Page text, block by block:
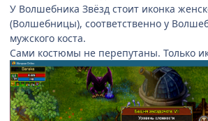
У Волшебника Звёзд стоит иконка
(Волшебницы), соответственно у
мужского коста.
Сами костюмы не перепутаны. Только